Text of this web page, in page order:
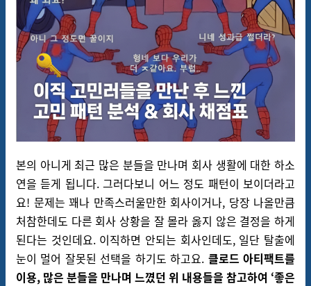
본의 아니게 최근 많은 분들을 만나며 회사 생활에 대한 하소
연을 듣게 됩니다. 그러다보니 어느 정도 패턴이 보이더라고
요! 문제는 꽤나 만족스러울만한 회사이거나, 당장 나올만큼
처참한데도 다른 회사 상황을 잘 몰라 옳지 않은 결정을 하게
된다는 것인데요. 이직하면 안되는 회사인데도, 일단 탈출에
눈이 멀어 잘못된 선택을 하기도 하고요. 클로드 아티팩트를
이용, 많은 분들을 만나며 느꼈던 위 내용들을 참고하여 ‘좋은